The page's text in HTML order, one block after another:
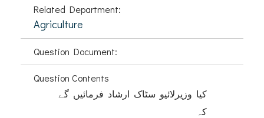
Related Department:
Agriculture
Question Document:
Question Contents
کیا وزیرلائیو سٹاک ارشاد فرمائیں گے
کہ